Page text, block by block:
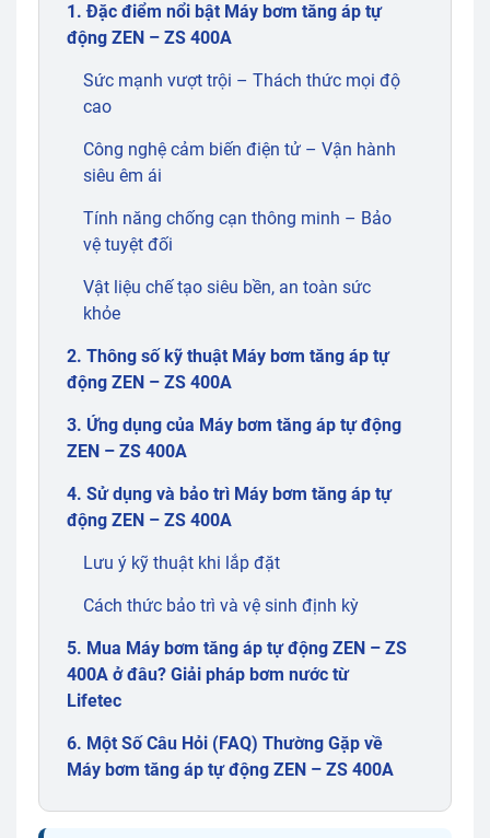
1. Đặc điểm nổi bật Máy bơm tăng áp tự
động ZEN – ZS 400A
Sức mạnh vượt trội – Thách thức mọi độ
cao
Công nghệ cảm biến điện tử – Vận hành
siêu êm ái
Tính năng chống cạn thông minh – Bảo
vệ tuyệt đối
Vật liệu chế tạo siêu bền, an toàn sức
khỏe
2. Thông số kỹ thuật Máy bơm tăng áp tự
động ZEN – ZS 400A
3. Ứng dụng của Máy bơm tăng áp tự động
ZEN – ZS 400A
4. Sử dụng và bảo trì Máy bơm tăng áp tự
động ZEN – ZS 400A
Lưu ý kỹ thuật khi lắp đặt
Cách thức bảo trì và vệ sinh định kỳ
5. Mua Máy bơm tăng áp tự động ZEN – ZS
400A ở đâu? Giải pháp bơm nước từ
Lifetec
6. Một Số Câu Hỏi (FAQ) Thường Gặp về
Máy bơm tăng áp tự động ZEN – ZS 400A